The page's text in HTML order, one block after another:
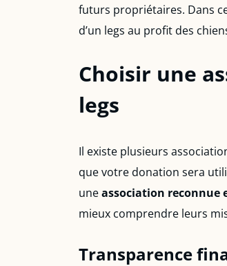
futurs propriétaires. Dans
d’un legs au profit des
Choisir une
legs
Il existe plusieurs
que votre donation sera
uneassociation reconnue
mieux comprendre leurs
Transparence